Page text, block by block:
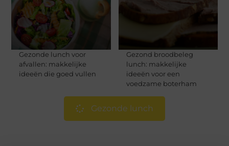
Gezonde lunch voor
afvallen: makkelijke
ideeën die goed vullen
Gezond broodbeleg
lunch: makkelijke
ideeën voor een
voedzame boterham
Gezonde lunch